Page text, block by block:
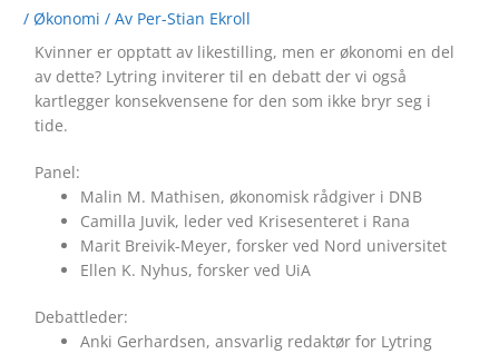
/Økonomi / Av Per-Stian Ekroll
Kvinner er opptatt av likestilling, men er økonomi en del
av dette? Lytring inviterer til en debatt der vi også
kartlegger konsekvensene for den som ikke bryr seg i
tide.
Panel:
Malin M. Mathisen, økonomisk rådgiver i DNB
Camilla Juvik, leder ved Krisesenteret i Rana
Marit Breivik-Meyer, forsker ved Nord universitet
Ellen K. Nyhus, forsker ved UiA
Debattleder:
Anki Gerhardsen, ansvarlig redaktør for Lytring